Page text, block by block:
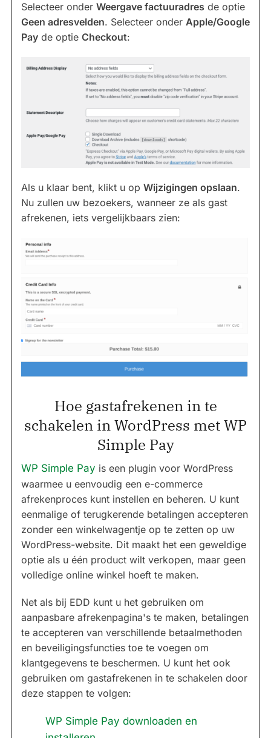
Selecteer onder Weergave factuuradres de optie
Geen adresvelden. Selecteer onder Apple/Google
Pay de optie Checkout:
Als u klaar bent, klikt u op Wijzigingen opslaan.
Nu zullen uw bezoekers, wanneer ze als gast
afrekenen, iets vergelijkbaars zien:
Hoe gastafrekenen in te
schakelen in WordPress met WP
Simple Pay
WP Simple Pay is een plugin voor WordPress
waarmee u eenvoudig een e-commerce
afrekenproces kunt instellen en beheren. U kunt
eenmalige of terugkerende betalingen accepteren
zonder een winkelwagentje op te zetten op uw
WordPress-website. Dit maakt het een geweldige
optie als u één product wilt verkopen, maar geen
volledige online winkel hoeft te maken.
Net als bij EDD kunt u het gebruiken om
aanpasbare afrekenpagina's te maken, betalingen
te accepteren van verschillende betaalmethoden
en beveiligingsfuncties toe te voegen om
klantgegevens te beschermen. U kunt het ook
gebruiken om gastafrekenen in te schakelen door
deze stappen te volgen:
WP Simple Pay downloaden en